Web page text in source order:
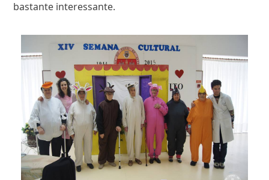
bastante interessante.